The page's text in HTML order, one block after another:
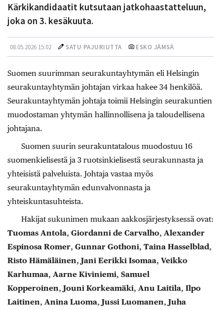
Kärkikandidaatit kutsutaan jatkohaastatteluun,
joka on 3. kesäkuuta.
08.05.2026 15:02 SATU PAJURIUTTA ESKO JÄMSÄ
Suomen suurimman seurakuntayhtymän eli Helsingin
seurakuntayhtymän johtajan virkaa hakee 34 henkilöä.
Seurakuntayhtymän johtaja toimii Helsingin seurakuntien
muodostaman yhtymän hallinnollisena ja taloudellisena
johtajana.
Suomen suurin seurakuntatalous muodostuu 16
suomenkielisestä ja 3 ruotsinkielisestä seurakunnasta ja
yhteisistä palveluista. Johtaja vastaa myös
seurakuntayhtymän edunvalvonnasta ja
yhteiskuntasuhteista.
Hakijat sukunimen mukaan aakkosjärjestyksessä ovat:
Tuomas Antola, Giordanni de Carvalho, Alexander
Espinosa Romer, Gunnar Gothoni, Taina Hasselblad,
Risto Hämäläinen, Jani Eerikki Isomaa, Veikko
Karhumaa, Aarne Kiviniemi, Samuel
Kopperoinen, Jouni Korkeamäki, Anu Laitila, Ilpo
Laitinen, Anina Luoma, Jussi Luomanen, Juha